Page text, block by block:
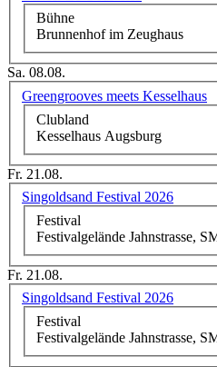
Bühne
Brunnenhof im Zeughaus
Sa. 08.08.
Greengrooves meets Kesselhaus
Clubland
Kesselhaus Augsburg
Fr. 21.08.
Singoldsand Festival 2026
Festival
Festivalgelände Jahnstrasse,
Fr. 21.08.
Singoldsand Festival 2026
Festival
Festivalgelände Jahnstrasse,